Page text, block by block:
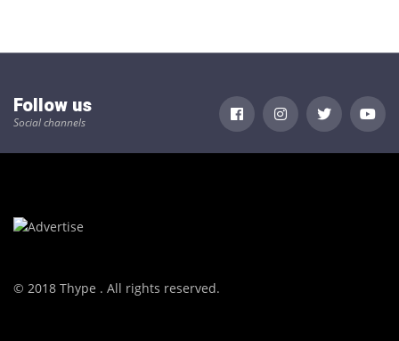
Follow us
Social channels
© 2018 Thype . All rights reserved.